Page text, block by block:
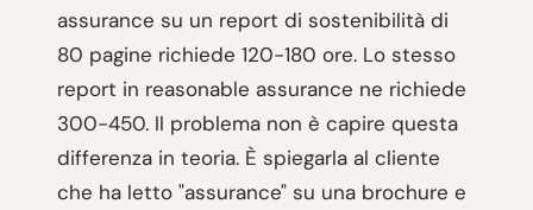
assurance su un report di sostenibilità di
80 pagine richiede 120-180 ore. Lo stesso
report in reasonable assurance ne richiede
300-450. Il problema non è capire questa
differenza in teoria. È spiegarla al cliente
che ha letto "assurance" su una brochure e